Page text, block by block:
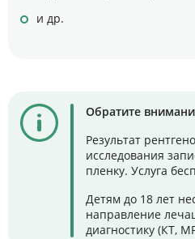
и др.
Обратите
Результат
исследования
пленку. Услуга
Детям до 18 лет
направление
диагностику (КТ,